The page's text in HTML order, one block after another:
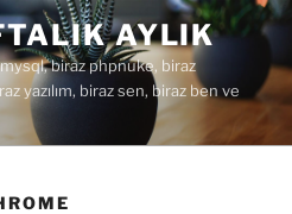
AYLIK
biraz phpnuke, biraz
yazılım, biraz sen, biraz ben ve